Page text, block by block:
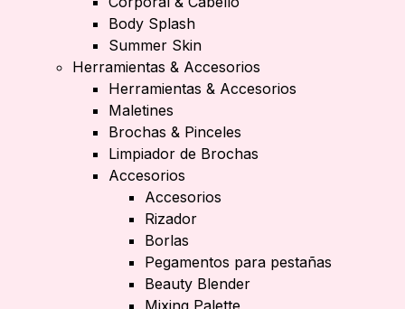
Body Splash
Summer Skin
Herramientas & Accesorios
Herramientas & Accesorios
Maletines
Brochas & Pinceles
Limpiador de Brochas
Accesorios
Accesorios
Rizador
Borlas
Pegamentos para pestañas
Beauty Blender
Mixing Palette